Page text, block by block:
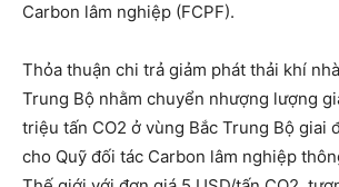
Carbon lâm nghiệp (FCPF).
Thỏa thuận chi trả giảm phát thải khí
Trung Bộ nhằm chuyển nhượng lượng
triệu tấn CO2 ở vùng Bắc Trung Bộ giai
cho Quỹ đối tác Carbon lâm nghiệp